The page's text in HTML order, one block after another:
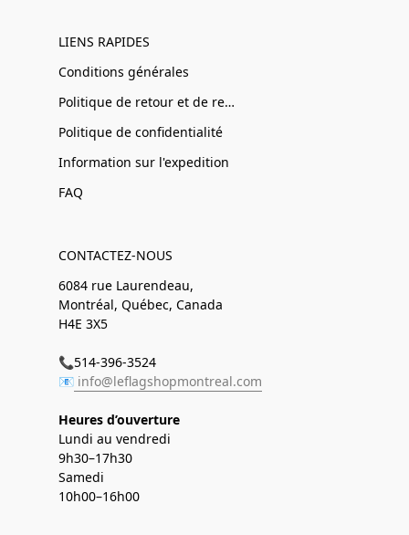
LIENS RAPIDES
Conditions générales
Politique de retour et de remboursement
Politique de confidentialité
Information sur l'expedition
FAQ
CONTACTEZ-NOUS
6084 rue Laurendeau,
Montréal, Québec, Canada
H4E 3X5
📞514-396-3524
📧 info@leflagshopmontreal.com
Heures d’ouverture
Lundi au vendredi
9h30–17h30
Samedi
10h00–16h00